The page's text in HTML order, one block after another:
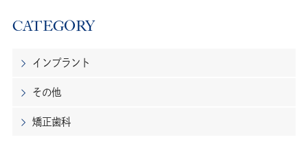
CATEGORY
インプラント
その他
矯正歯科